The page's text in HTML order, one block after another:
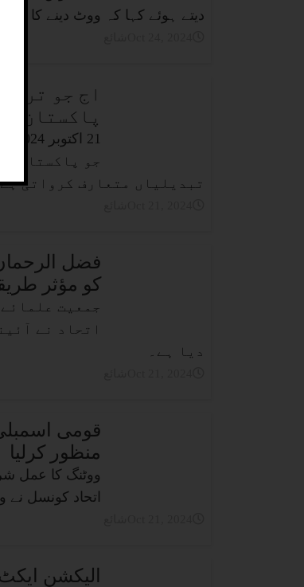
دیتے ہوئے کہا کہ ووٹ دینے کا
اج جو
پاکستان
جو پاکستان
تبدیلیاں متعارف کرواتی ہے
فضل
کو مؤثر
جمعیت علمائے
اتحاد نے
دیا ہے۔
منظور کرلیا
ووٹنگ کا عمل
اتحاد کونسل نے